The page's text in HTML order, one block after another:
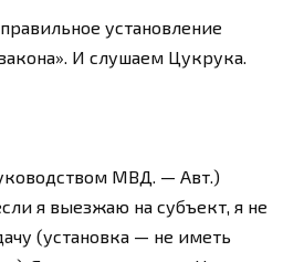
установление
И слушаем Цукрука.
МВД. — Авт.)
я выезжаю на субъект, я не
(установка — не иметь